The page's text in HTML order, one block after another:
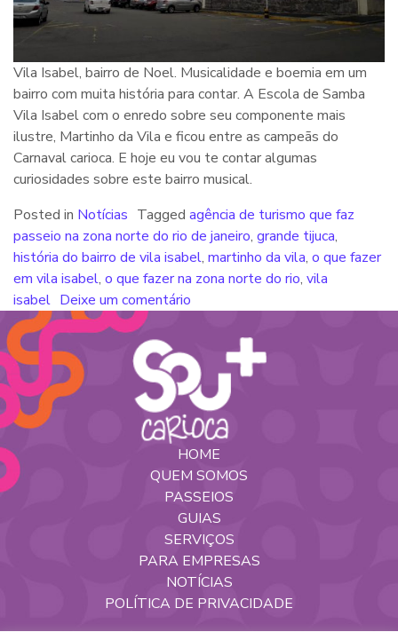
Vila Isabel, bairro de Noel. Musicalidade e boemia em um
bairro com muita história para contar. A Escola de Samba
Vila Isabel com o enredo sobre seu componente mais
ilustre, Martinho da Vila e ficou entre as campeãs do
Carnaval carioca. E hoje eu vou te contar algumas
curiosidades sobre este bairro musical.
Posted in Notícias Tagged agência de turismo que faz
passeio na zona norte do rio de janeiro, grande tijuca,
história do bairro de vila isabel, martinho da vila, o que fazer
em vila isabel, o que fazer na zona norte do rio, vila
isabel Deixe um comentário
HOME
QUEM SOMOS
PASSEIOS
GUIAS
SERVIÇOS
PARA EMPRESAS
NOTÍCIAS
POLÍTICA DE PRIVACIDADE